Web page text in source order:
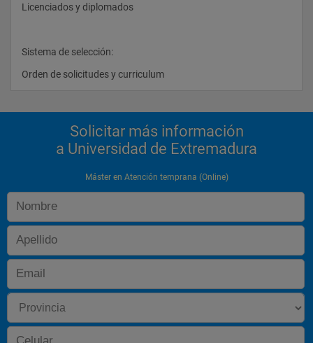
Licenciados y diplomados
Sistema de selección:
Orden de solicitudes y curriculum
Solicitar más información
a Universidad de Extremadura
Máster en Atención temprana (Online)